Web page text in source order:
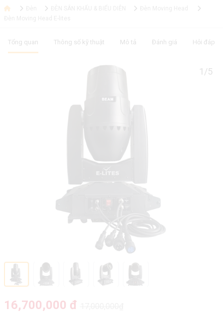
Tổng quan Thông số kỹ thuật Mô tả Đánh giá Hỏi đáp
1/5
16,700,000 đ